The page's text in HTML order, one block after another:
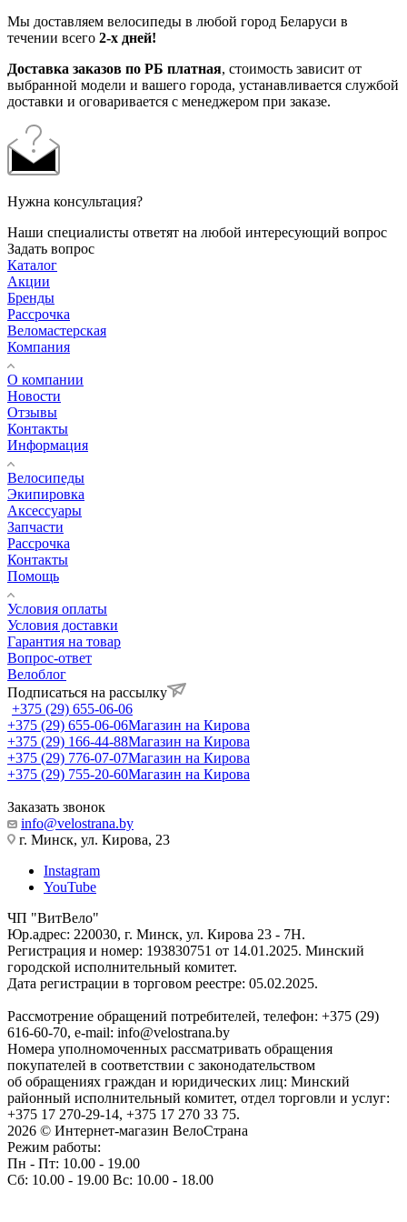
Мы доставляем велосипеды в любой город Беларуси в
течении всего 2-х дней!
Доставка заказов по РБ платная, стоимость зависит от
выбранной модели и вашего города, устанавливается службой
доставки и оговаривается с менеджером при заказе.
Нужна консультация?
Наши специалисты ответят на любой интересующий вопрос
Задать вопрос
Каталог
Акции
Бренды
Рассрочка
Веломастерская
Компания
О компании
Новости
Отзывы
Контакты
Информация
Велосипеды
Экипировка
Аксессуары
Запчасти
Рассрочка
Контакты
Помощь
Условия оплаты
Условия доставки
Гарантия на товар
Вопрос-ответ
Велоблог
Подписаться на рассылку
+375 (29) 655-06-06
+375 (29) 655-06-06Магазин на Кирова
+375 (29) 166-44-88Магазин на Кирова
+375 (29) 776-07-07Магазин на Кирова
+375 (29) 755-20-60Магазин на Кирова
Заказать звонок
info@velostrana.by
г. Минск, ул. Кирова, 23
Instagram
YouTube
ЧП "ВитВело"
Юр.адрес: 220030, г. Минск, ул. Кирова 23 - 7Н.
Регистрация и номер: 193830751 от 14.01.2025. Минский
городской исполнительный комитет.
Дата регистрации в торговом реестре: 05.02.2025.
Рассмотрение обращений потребителей, телефон: +375 (29)
616-60-70, e-mail: info@velostrana.by
Номера уполномоченных рассматривать обращения
покупателей в соответствии с законодательством
об обращениях граждан и юридических лиц: Минский
районный исполнительный комитет, отдел торговли и услуг:
+375 17 270-29-14, +375 17 270 33 75.
2026 © Интернет-магазин ВелоСтрана
Режим работы:
Пн - Пт: 10.00 - 19.00
Сб: 10.00 - 19.00 Вс: 10.00 - 18.00